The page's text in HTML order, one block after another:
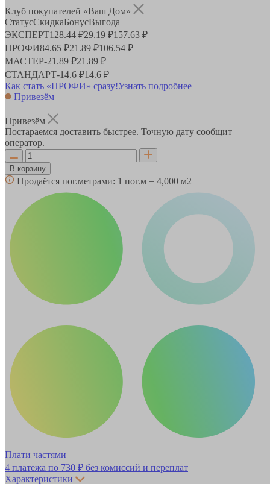
Клуб покупателей «Ваш Дом»
СтатусСкидкаБонусВыгода
ЭКСПЕРТ128.44 ₽29.19 ₽157.63 ₽
ПРОФИ84.65 ₽21.89 ₽106.54 ₽
МАСТЕР-21.89 ₽21.89 ₽
СТАНДАРТ-14.6 ₽14.6 ₽
Как стать «ПРОФИ» сразу!Узнать подробнее
Привезём
Привезём
Постараемся доставить быстрее. Точную дату сообщит
оператор.
В корзину
Продаётся пог.метрами: 1 пог.м = 4,000 м2
Плати частями
4 платежа по 730 ₽ без комиссий и переплат
Характеристики